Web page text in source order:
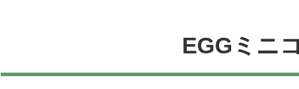
EGGミニ